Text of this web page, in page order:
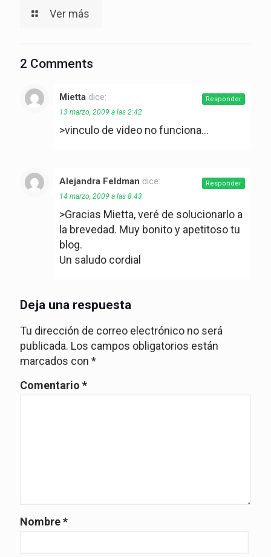
Ver más
2 Comments
Mietta dice:
13 marzo, 2009 a las 2:42
>vinculo de video no funciona…
Responder
Alejandra Feldman dice:
14 marzo, 2009 a las 8:43
>Gracias Mietta, veré de solucionarlo a
la brevedad. Muy bonito y apetitoso tu
blog.
Un saludo cordial
Responder
Deja una respuesta
Tu dirección de correo electrónico no será
publicada. Los campos obligatorios están
marcados con *
Comentario *
Nombre*